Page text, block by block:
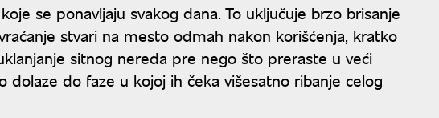
se ponavljaju svakog dana. To uključuje brzo brisanje
stvari na mesto odmah nakon korišćenja, kratko
sitnog nereda pre nego što preraste u veći
dolaze do faze u kojoj ih čeka višesatno ribanje celog